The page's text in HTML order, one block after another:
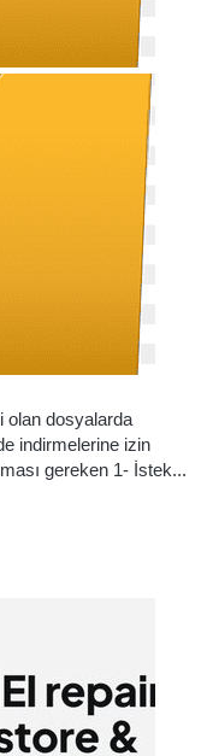
olan dosyalarda
indirmelerine izin
gereken 1- İstek...